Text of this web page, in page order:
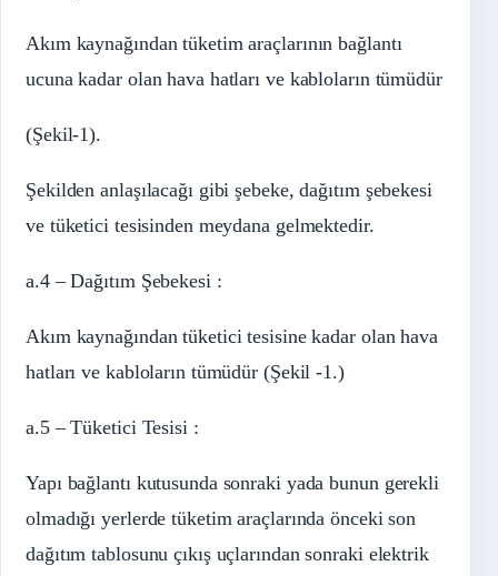
Akım kaynağından tüketim araçlarının bağlantı
ucuna kadar olan hava hatları ve kabloların tümüdür
(Şekil-1).
Şekilden anlaşılacağı gibi şebeke, dağıtım şebekesi
ve tüketici tesisinden meydana gelmektedir.
a.4 – Dağıtım Şebekesi :
Akım kaynağından tüketici tesisine kadar olan hava
hatları ve kabloların tümüdür (Şekil -1.)
a.5 – Tüketici Tesisi :
Yapı bağlantı kutusunda sonraki yada bunun gerekli
olmadığı yerlerde tüketim araçlarında önceki son
dağıtım tablosunu çıkış uçlarından sonraki elektrik